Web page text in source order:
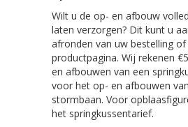
Wilt u de op- en afbouw
laten verzorgen? Dit kunt u
afronden van uw bestelling
productpagina. Wij rekenen
en afbouwen van een
voor het op- en afbouwen
stormbaan. Voor
het springkussentarief.